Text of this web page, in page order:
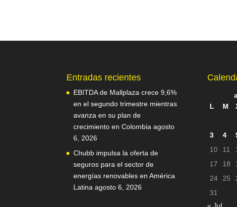
Entradas recientes
EBITDA de Mallplaza crece 9,6%
en el segundo trimestre mientras
avanza en su plan de
crecimiento en Colombia agosto
6, 2026
Chubb impulsa la oferta de
seguros para el sector de
energías renovables en América
Latina agosto 6, 2026
L M
3
4
10
11
17
18
24
25
31
« Jul